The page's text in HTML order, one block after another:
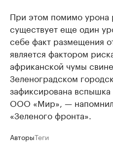
При этом помимо урона
существует еще один
себе факт размещения
является фактором
африканской чумы
Зеленоградском
зафиксирована
ООО «Мир», — напомнил
«Зеленого фронта».
АвторыТеги